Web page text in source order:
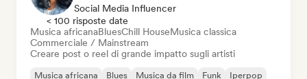
Social Media Influencer
< 100 risposte date
Musica africanaBluesChill HouseMusica classica
Commerciale / Mainstream
Creare post o reel di grande impatto sugli artisti
Musica africana Blues Musica da film Funk Iperpop